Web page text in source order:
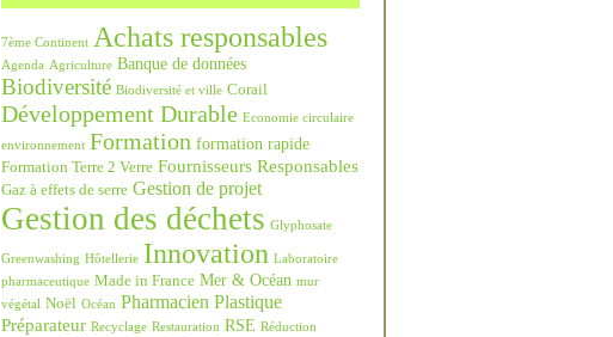
7ème Continent Achats responsables
Agenda Agriculture Banque de données
Biodiversité Biodiversité et ville Corail
Développement Durable Economie circulaire
environnement Formation formation rapide
Formation Terre 2 Verre Fournisseurs Responsables
Gaz à effets de serre Gestion de projet
Gestion des déchets Glyphosate
Greenwashing Hôtellerie Innovation Laboratoire
pharmaceutique Made in France Mer & Océan mur
végétal Noël Océan Pharmacien Plastique
Préparateur Recyclage Restauration RSE Réduction